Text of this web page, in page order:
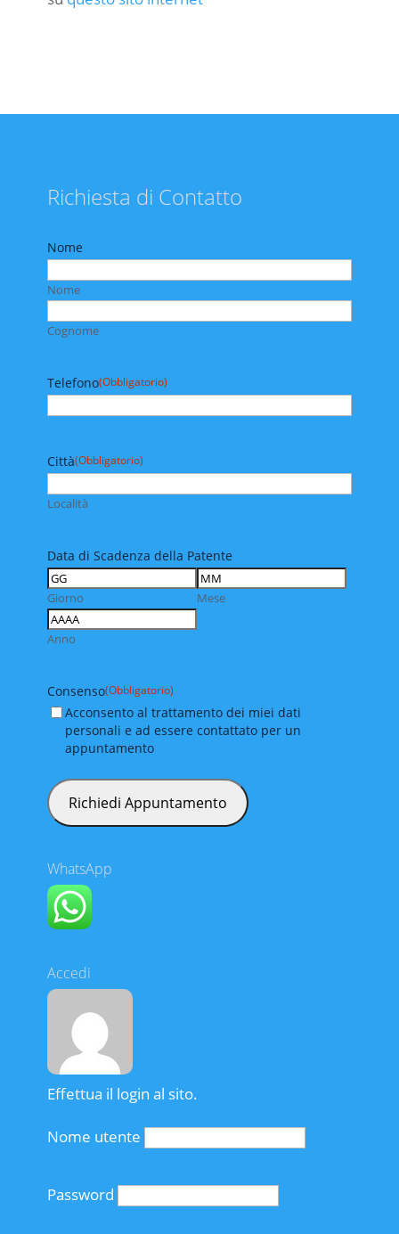
Richiesta di Contatto
Nome
Nome
Cognome
Telefono(Obbligatorio)
Città(Obbligatorio)
Località
Data di Scadenza della Patente
Giorno Mese
Anno
Consenso(Obbligatorio)
Acconsento al trattamento dei miei dati
personali e ad essere contattato per un
appuntamento
WhatsApp
Accedi
Effettua il login al sito.
Nome utente
Password